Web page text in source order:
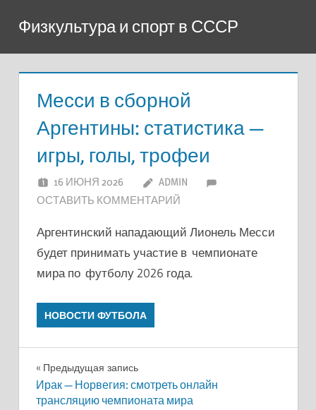
содержимому
Физкультура и спорт в СССР
Месси в сборной
Аргентины: статистика —
игры, голы, трофеи
16 ИЮНЯ 2026
ADMIN
ОСТАВИТЬ КОММЕНТАРИЙ
Аргентинский нападающий Лионель Месси
будет принимать участие в чемпионате
мира по футболу 2026 года.
НОВОСТИ ФУТБОЛА
Навигация
по
Предыдущая запись
Ирак — Норвегия: смотреть онлайн
трансляцию чемпионата мира